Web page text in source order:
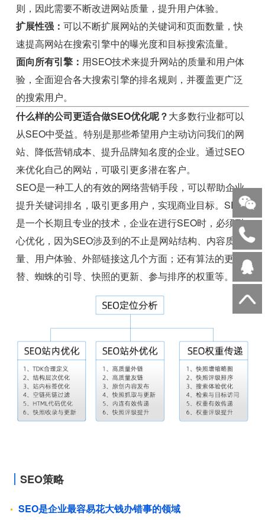
则，因此需要不断改进网站质量，提升用户体验。
扩展性强：可以不断扩展网站的关键词和页面数量，快
速提高网站在搜索引擎中的曝光度和目标搜索流量。
面向所有引擎： 用SEO技术来提升网站的质量和用户体
验，全面迎合各大搜索引擎的排名规则，并覆盖更广泛
的搜索用户。
什么样的公司更适合做SEO优化呢？大多数行业都可以
从SEO中受益。特别是那些希望用户主动访问我们的网
站、降低营销成本、提升品牌知名度的企业。通过SEO
来优化自己的网站，可吸引更多潜在客户。
SEO是一种工人的有效的网络营销手段，可以帮助企业
提升关键词排名，吸引更多用户，实现商业目标。SEO
是一个长期且专业的技术，企业在进行SEO时，必须耐
心优化，因为SEO涉及到的不止是网站结构、内容质
量、用户体验、外部链接这几个方面；还有算法的更
替、蜘蛛的引导、快照的更新、参与排序的权重等。
SEO策略
SEO是企业最容易花大钱办错事的领域